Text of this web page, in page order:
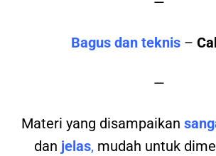
Bagus dan teknis –
—
Materi yang disampaikan
dan jelas, mudah untuk